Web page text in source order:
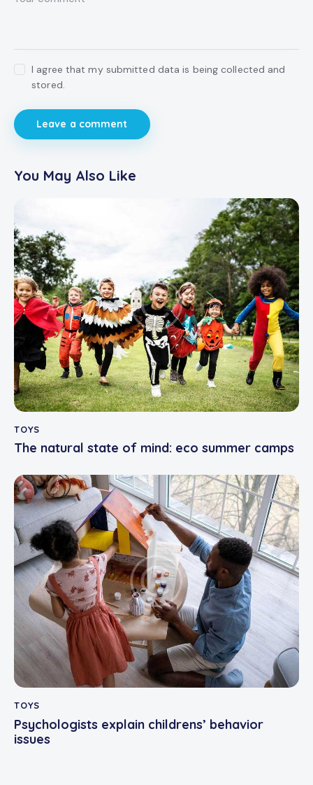
I agree that my submitted data is being collected and
stored.
You May Also Like
TOYS
The natural state of mind: eco summer camps
TOYS
Psychologists explain childrens’ behavior
issues